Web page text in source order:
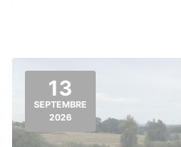
13
SEPTEMBRE
2026